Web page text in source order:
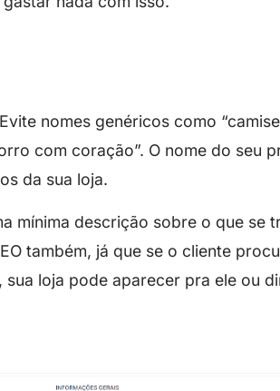
nomes genéricos como
com coração”. O nome do seu
da sua loja.
mínima descrição sobre o que se
também, já que se o cliente
loja pode aparecer pra ele ou